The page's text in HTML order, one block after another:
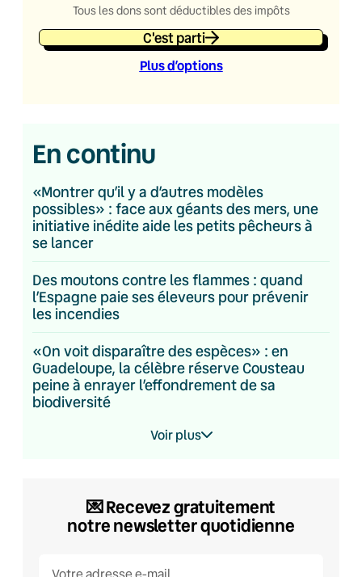
Tous les dons sont déductibles des impôts
C'est parti
Plus d’options
En continu
«Montrer qu’il y a d’autres modèles
possibles» : face aux géants des mers, une
initiative inédite aide les petits pêcheurs à
se lancer
Des moutons contre les flammes : quand
l’Espagne paie ses éleveurs pour prévenir
les incendies
«On voit disparaître des espèces» : en
Guadeloupe, la célèbre réserve Cousteau
peine à enrayer l’effondrement de sa
biodiversité
Voir plus
💌​ Recevez gratuitement
notre newsletter quotidienne